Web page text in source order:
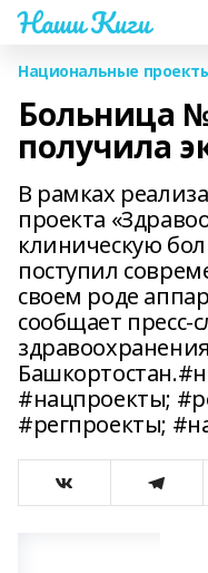
Наши Киги
Национальные
Больница
получила
В рамках
проекта
клиническую
поступил
своем роде
сообщает пресс-
#нацпроекты;
#регпроекты;